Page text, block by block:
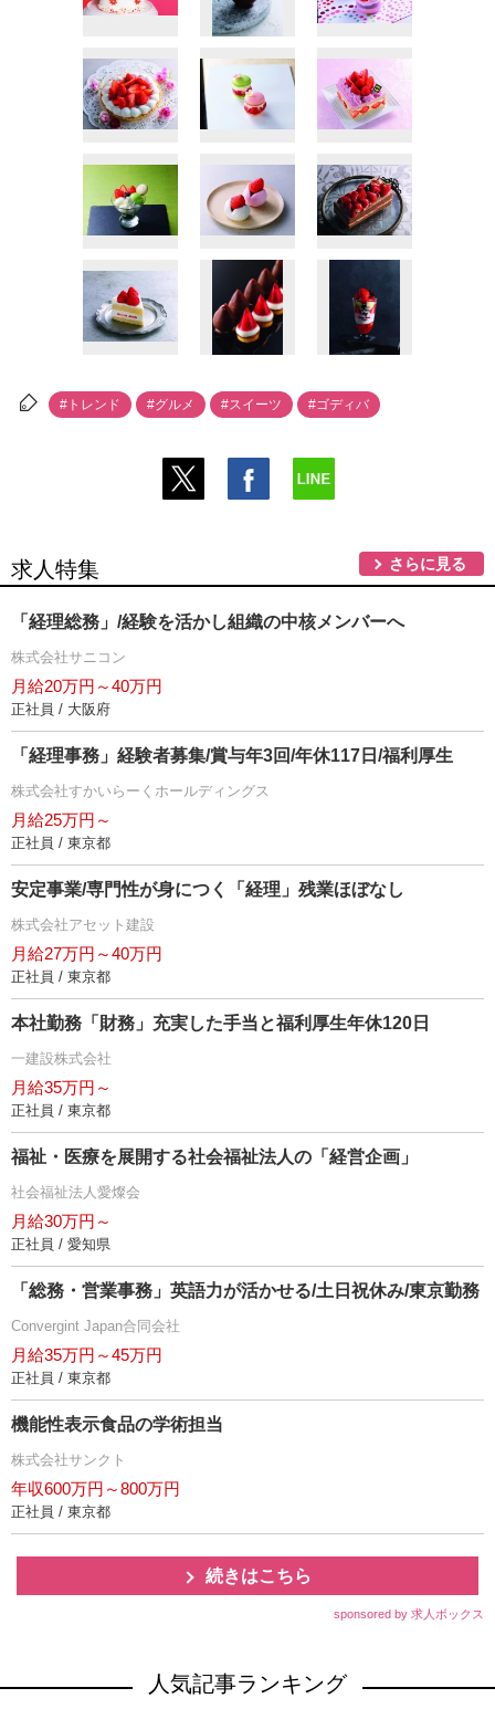
#トレンド #グルメ #スイーツ #ゴディバ
求人特集 さらに見る
「経理総務」/経験を活かし組織の中核メンバーへ
株式会社サニコン
月給20万円～40万円
正社員 / 大阪府
「経理事務」経験者募集/賞与年3回/年休117日/福利厚生
株式会社すかいらーくホールディングス
月給25万円～
正社員 / 東京都
安定事業/専門性が身につく「経理」残業ほぼなし
株式会社アセット建設
月給27万円～40万円
正社員 / 東京都
本社勤務「財務」充実した手当と福利厚生年休120日
一建設株式会社
月給35万円～
正社員 / 東京都
福祉・医療を展開する社会福祉法人の「経営企画」
社会福祉法人愛燦会
月給30万円～
正社員 / 愛知県
「総務・営業事務」英語力が活かせる/土日祝休み/東京勤務
Convergint Japan合同会社
月給35万円～45万円
正社員 / 東京都
機能性表示食品の学術担当
株式会社サンクト
年収600万円～800万円
正社員 / 東京都
続きはこちら
sponsored by 求人ボックス
人気記事ランキング